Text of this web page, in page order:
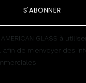
S'ABONNER
GLASS à
afin de m’envoyer des